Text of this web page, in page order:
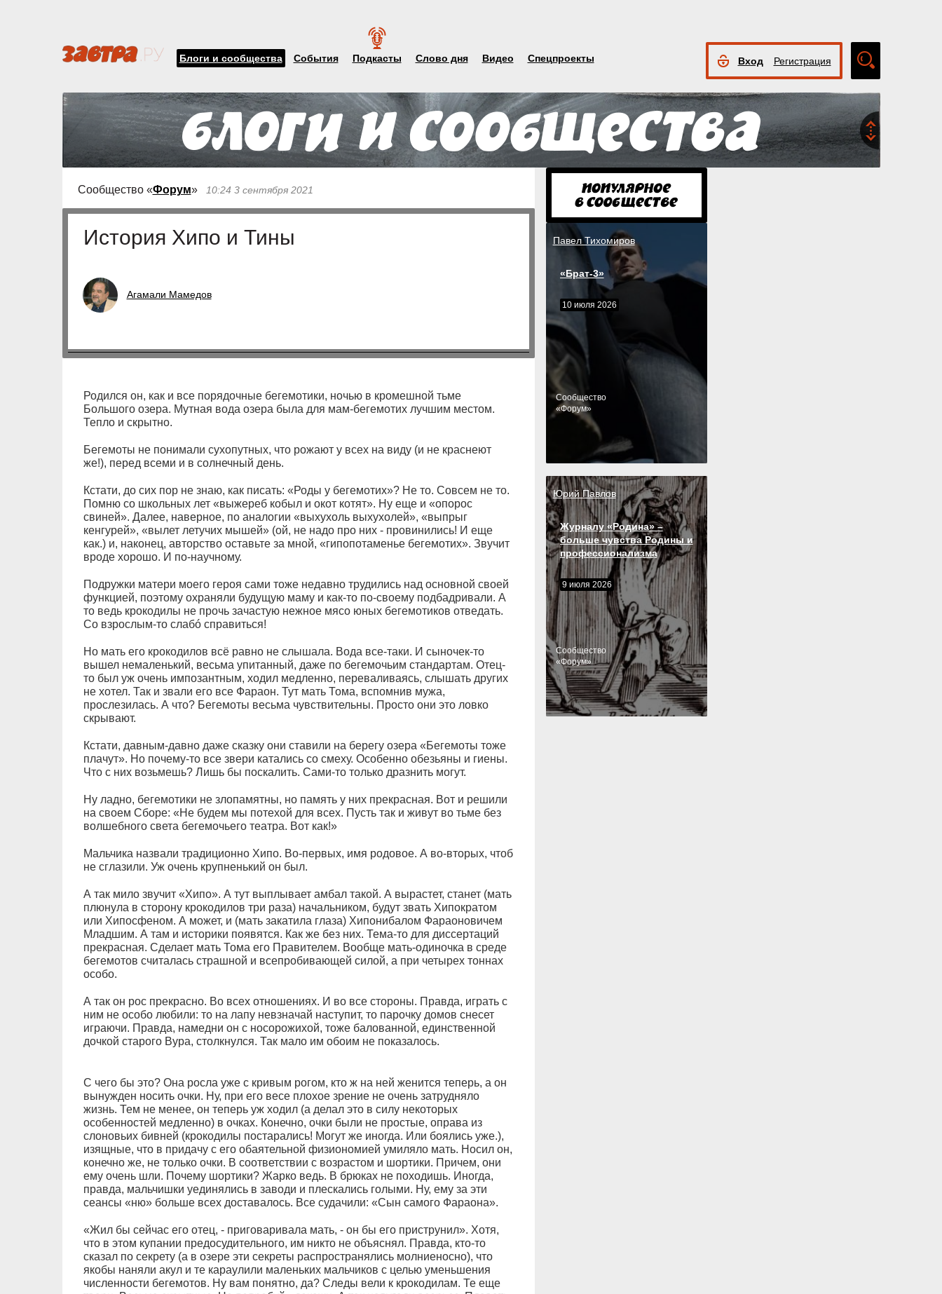
Блоги и сообщества События Подкасты Слово дня Видео Спецпроекты Вход Регистрация
поиск
Сообщество «Форум» 10:24 3 сентября 2021
История Хипо и Тины
Агамали Мамедов
Родился он, как и все порядочные бегемотики, ночью в кромешной тьме
Большого озера. Мутная вода озера была для мам-бегемотих лучшим местом.
Тепло и скрытно.
Бегемоты не понимали сухопутных, что рожают у всех на виду (и не краснеют
же!), перед всеми и в солнечный день.
Кстати, до сих пор не знаю, как писать: «Роды у бегемотих»? Не то. Совсем не то.
Помню со школьных лет «выжереб кобыл и окот котят». Ну еще и «опорос
свиней». Далее, наверное, по аналогии «выхухоль выхухолей», «выпрыг
кенгурей», «вылет летучих мышей» (ой, не надо про них - провинились! И еще
как.) и, наконец, авторство оставьте за мной, «гипопотаменье бегемотих». Звучит
вроде хорошо. И по-научному.
Подружки матери моего героя сами тоже недавно трудились над основной своей
функцией, поэтому охраняли будущую маму и как-то по-своему подбадривали. А
то ведь крокодилы не прочь зачастую нежное мясо юных бегемотиков отведать.
Со взрослым-то слабó справиться!
Но мать его крокодилов всё равно не слышала. Вода все-таки. И сыночек-то
вышел немаленький, весьма упитанный, даже по бегемочьим стандартам. Отец-
то был уж очень импозантным, ходил медленно, переваливаясь, слышать других
не хотел. Так и звали его все Фараон. Тут мать Тома, вспомнив мужа,
прослезилась. А что? Бегемоты весьма чувствительны. Просто они это ловко
скрывают.
Кстати, давным-давно даже сказку они ставили на берегу озера «Бегемоты тоже
плачут». Но почему-то все звери катались со смеху. Особенно обезьяны и гиены.
Что с них возьмешь? Лишь бы поскалить. Сами-то только дразнить могут.
Ну ладно, бегемотики не злопамятны, но память у них прекрасная. Вот и решили
на своем Сборе: «Не будем мы потехой для всех. Пусть так и живут во тьме без
волшебного света бегемочьего театра. Вот как!»
Мальчика назвали традиционно Хипо. Во-первых, имя родовое. А во-вторых, чтоб
не сглазили. Уж очень крупненький он был.
А так мило звучит «Хипо». А тут выплывает амбал такой. А вырастет, станет (мать
плюнула в сторону крокодилов три раза) начальником, будут звать Хипократом
или Хипосфеном. А может, и (мать закатила глаза) Хипонибалом Фараоновичем
Младшим. А там и историки появятся. Как же без них. Тема-то для диссертаций
прекрасная. Сделает мать Тома его Правителем. Вообще мать-одиночка в среде
бегемотов считалась страшной и всепробивающей силой, а при четырех тоннах
особо.
А так он рос прекрасно. Во всех отношениях. И во все стороны. Правда, играть с
ним не особо любили: то на лапу невзначай наступит, то парочку домов снесет
играючи. Правда, намедни он с носорожихой, тоже балованной, единственной
дочкой старого Вура, столкнулся. Так мало им обоим не показалось.
С чего бы это? Она росла уже с кривым рогом, кто ж на ней женится теперь, а он
вынужден носить очки. Ну, при его весе плохое зрение не очень затрудняло
жизнь. Тем не менее, он теперь уж ходил (а делал это в силу некоторых
особенностей медленно) в очках. Конечно, очки были не простые, оправа из
слоновьих бивней (крокодилы постарались! Могут же иногда. Или боялись уже.),
изящные, что в придачу с его обаятельной физиономией умиляло мать. Носил он,
конечно же, не только очки. В соответствии с возрастом и шортики. Причем, они
ему очень шли. Почему шортики? Жарко ведь. В брюках не походишь. Иногда,
правда, мальчишки уединялись в заводи и плескались голыми. Ну, ему за эти
сеансы «ню» больше всех доставалось. Все судачили: «Сын самого Фараона».
«Жил бы сейчас его отец, - приговаривала мать, - он бы его приструнил». Хотя,
что в этом купании предосудительного, им никто не объяснял. Правда, кто-то
сказал по секрету (а в озере эти секреты распространялись молниеносно), что
якобы наняли акул и те караулили маленьких мальчиков с целью уменьшения
численности бегемотов. Ну вам понятно, да? Следы вели к крокодилам. Те еще
Павел Тихомиров
«Брат-3»
10 июля 2026
Cообщество
«Форум»
Юрий Павлов
Журналу «Родина» –
больше чувства Родины и
профессионализма
9 июля 2026
Cообщество
«Форум»